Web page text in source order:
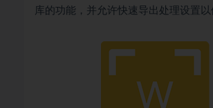
库的功能，并允许快速导出处理设置以